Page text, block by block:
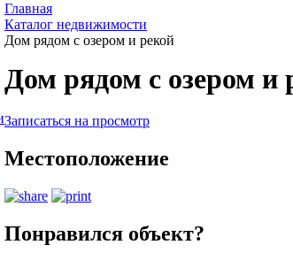
Главная
Каталог недвижимости
Дом рядом с озером и рекой
Дом рядом с озером и
Записаться на просмотр
Местоположение
Понравился объект?